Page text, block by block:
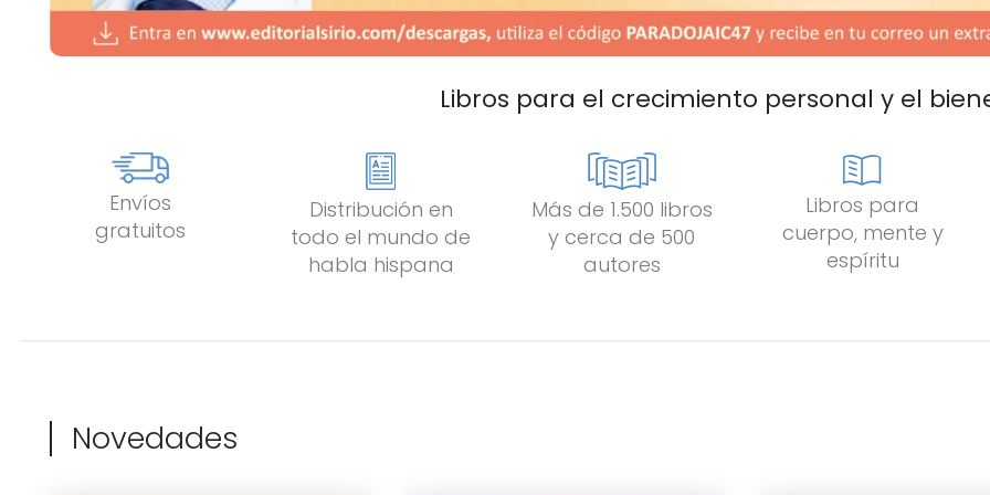
Libros para el crecimiento personal y el
Envíos
gratuitos
Distribución en
todo el mundo de
habla hispana
Más de 1.500 libros
y cerca de 500
autores
Libros para
cuerpo, mente y
espíritu
Novedades